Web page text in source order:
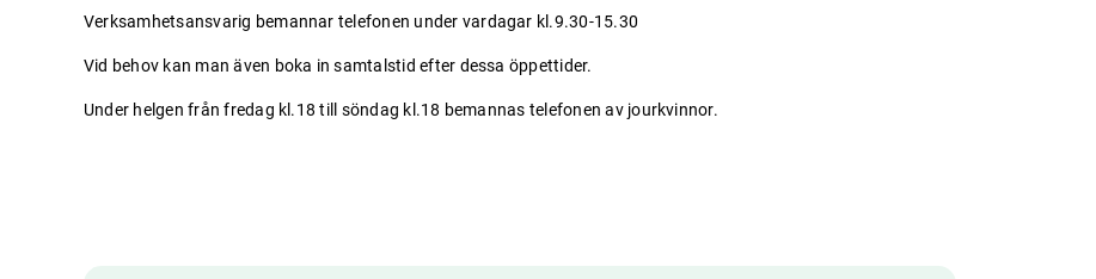
Verksamhetsansvarig bemannar telefonen under vardagar kl.9.30-15.30
Vid behov kan man även boka in samtalstid efter dessa öppettider.
Under helgen från fredag kl.18 till söndag kl.18 bemannas telefonen av jourkvinnor.